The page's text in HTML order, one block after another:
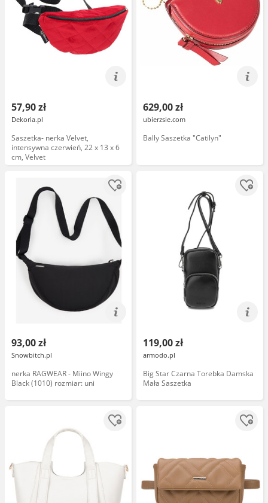
57,90 zł
Dekoria.pl
Saszetka- nerka Velvet,
intensywna czerwień, 22 x 13 x 6
cm, Velvet
629,00 zł
ubierzsie.com
Bally Saszetka "Catilyn"
93,00 zł
Snowbitch.pl
nerka RAGWEAR - Miino Wingy
Black (1010) rozmiar: uni
119,00 zł
armodo.pl
Big Star Czarna Torebka Damska
Mała Saszetka